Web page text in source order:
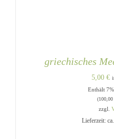
griechisches
5,00 €
Enthält
(100,00
zzgl.
Lieferzeit: